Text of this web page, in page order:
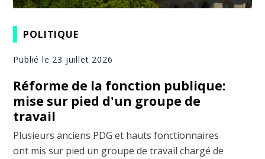
POLITIQUE
Publié le 23 juillet 2026
Réforme de la fonction publique:
mise sur pied d'un groupe de
travail
Plusieurs anciens PDG et hauts fonctionnaires
ont mis sur pied un groupe de travail chargé de